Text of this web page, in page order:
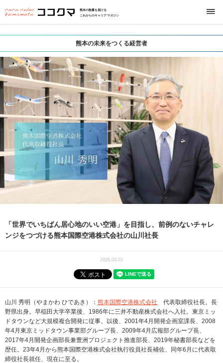
熊本の熱量を届ける
これからのキャリアマガジン
熊本の未来をつくる経営者
「世界でいちばん居心地のいい空港」を目指し、前例のないチャレ
ンジをつづける熊本国際空港株式会社の山川社長
2026.03.03
山川 秀明（やまかわ ひであき）： 熊本国際空港株式会社 代表取締役社長。長
野県出身。早稲田大学卒業後、1986年に三井不動産株式会社へ入社。東京ミッ
ドタウンなど大規模複合開発に従事。以後、2001年4月開発企画室課長、2008
年4月東京ミッドタウン事業部グループ長、2009年4月広報部グループ長、
2017年4月開発企画部長兼豊洲プロジェクト推進部長、2019年秘書部長などを
歴任。23年4月から熊本国際空港株式会社執行役員社長補佐、同年6月に代表取
締役社長就任、現在に至る。